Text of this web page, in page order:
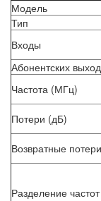
Модель
Тип
Входы
Абонентских
Частота (МГц)
Потери (дБ)
Возвратные
Разделение